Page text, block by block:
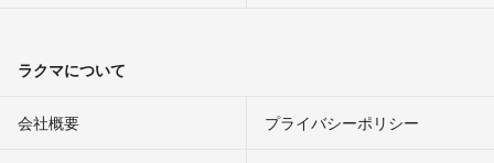
ラクマについて
会社概要 プライバシーポリシー